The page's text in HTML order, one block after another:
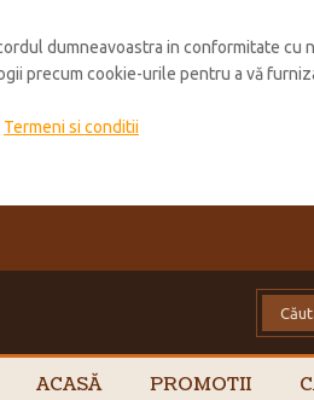
dumneavoastra in conformitate cu
precum cookie-urile pentru a vă
Termeni si conditii
ACASĂ PROMOTII